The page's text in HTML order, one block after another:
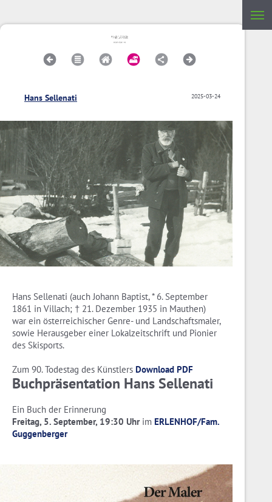
2025-03-24
Hans Sellenati
Hans Sellenati (auch Johann Baptist, * 6. September
1861 in Villach; † 21. Dezember 1935 in Mauthen)
war ein österreichischer Genre- und Landschaftsmaler,
sowie Herausgeber einer Lokalzeitschrift und Pionier
des Skisports.
Zum 90. Todestag des Künstlers Download PDF
Buchpräsentation Hans Sellenati
Ein Buch der Erinnerung
Freitag, 5. September, 19:30 Uhrim ERLENHOF/Fam.
Guggenberger